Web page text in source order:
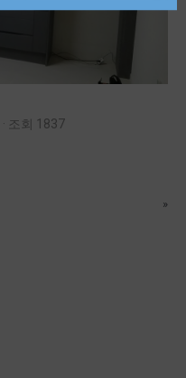
· 조회 1837
»